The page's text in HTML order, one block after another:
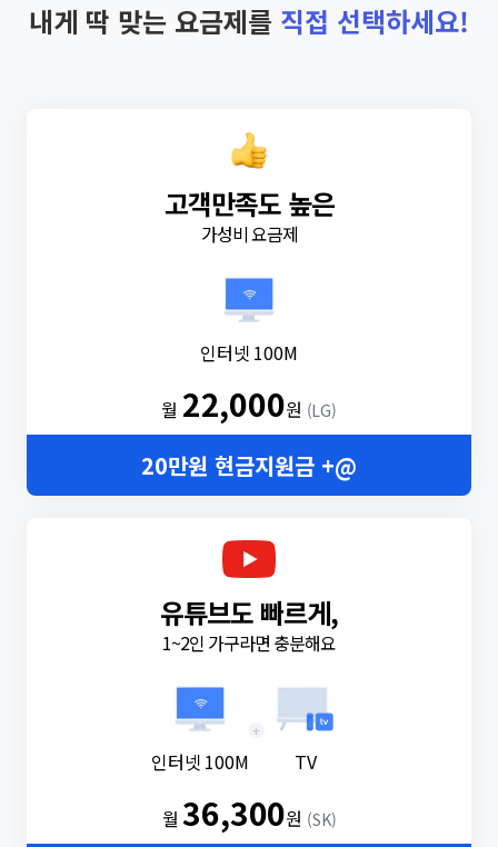
내게 딱 맞는 요금제를 직접 선택하세요!
고객만족도 높은
가성비 요금제
인터넷 100M
월 22,000원 (LG)
20만원 현금지원금 +@
유튜브도 빠르게,
1~2인 가구라면 충분해요
인터넷 100M
+
TV
월36,300원 (SK)